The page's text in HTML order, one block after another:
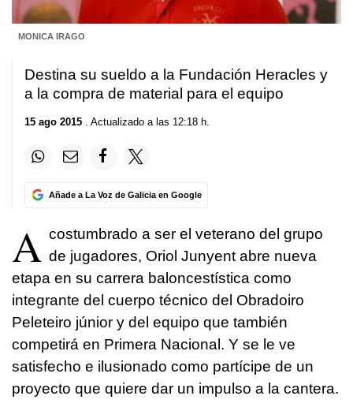
MONICA IRAGO
Destina su sueldo a la Fundación Heracles y
a la compra de material para el equipo
15 ago 2015 . Actualizado a las 12:18 h.
Añade a La Voz de Galicia en Google
A costumbrado a ser el veterano del grupo
de jugadores, Oriol Junyent abre nueva
etapa en su carrera baloncestística como
integrante del cuerpo técnico del Obradoiro
Peleteiro júnior y del equipo que también
competirá en Primera Nacional. Y se le ve
satisfecho e ilusionado como partícipe de un
proyecto que quiere dar un impulso a la cantera.